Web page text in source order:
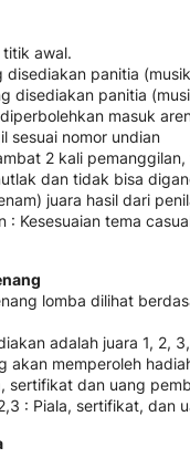
awal.
disediakan panitia
disediakan panitia
masuk
sesuai nomor undian
2 kali
dan tidak bisa
juara hasil dari
: Kesesuaian tema
lomba dilihat
adalah juara 1, 2,
akan memperoleh
sertifikat dan uang
: Piala, sertifikat, dan